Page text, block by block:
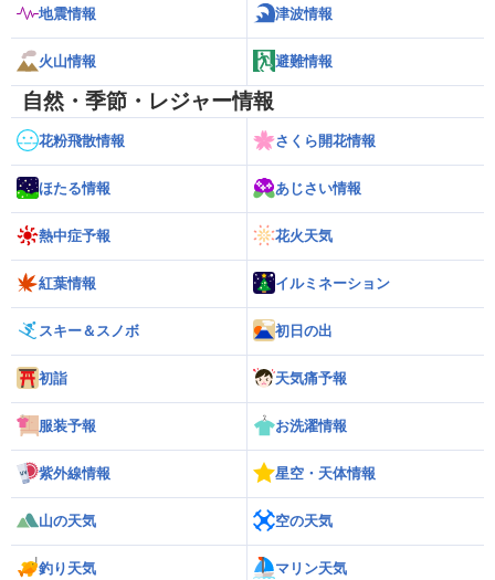
地震情報 津波情報
火山情報 避難情報
自然・季節・レジャー情報
花粉飛散情報 さくら開花情報
ほたる情報 あじさい情報
熱中症予報 花火天気
紅葉情報 イルミネーション
スキー＆スノボ 初日の出
初詣 天気痛予報
服装予報 お洗濯情報
紫外線情報 星空・天体情報
山の天気 空の天気
釣り天気 マリン天気